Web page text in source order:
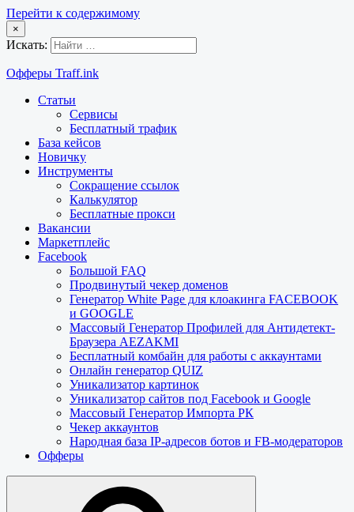
Перейти к содержимому
×
Искать:
Офферы Traff.ink
Статьи
Сервисы
Бесплатный трафик
База кейсов
Новичку
Инструменты
Сокращение ссылок
Калькулятор
Бесплатные прокси
Вакансии
Маркетплейс
Facebook
Большой FAQ
Продвинутый чекер доменов
Генератор White Page для клоакинга FACEBOOK
и GOOGLE
Массовый Генератор Профилей для Антидетект-
Браузера AEZAKMI
Бесплатный комбайн для работы с аккаунтами
Онлайн генератор QUIZ
Уникализатор картинок
Уникализатор сайтов под Facebook и Google
Массовый Генератор Импорта РК
Чекер аккаунтов
Народная база IP-адресов ботов и FB-модераторов
Офферы